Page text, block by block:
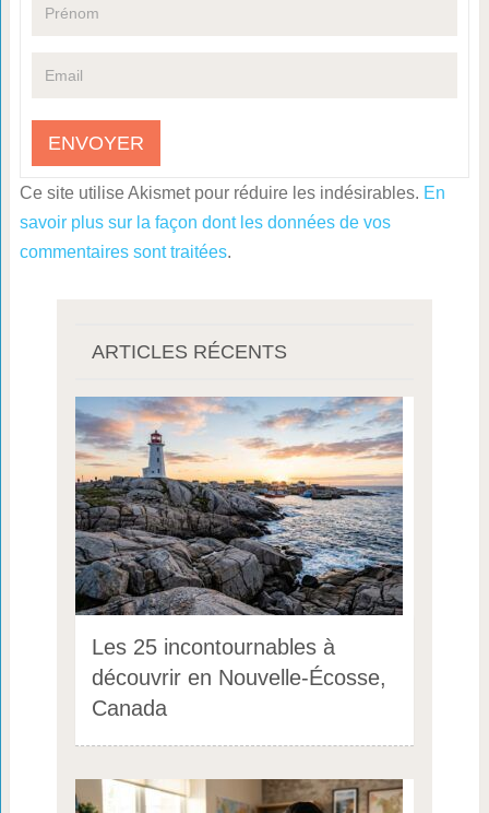
Ce site utilise Akismet pour réduire les indésirables. En
savoir plus sur la façon dont les données de vos
commentaires sont traitées.
ARTICLES RÉCENTS
Les 25 incontournables à
découvrir en Nouvelle-Écosse,
Canada